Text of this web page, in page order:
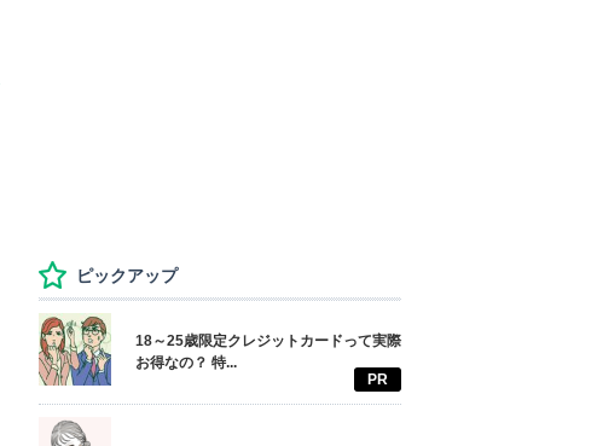
ピックアップ
18～25歳限定クレジットカードって実際
お得なの？ 特...
PR